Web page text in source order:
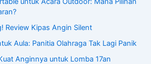
Review Kipas Angin Silent
Aula: Panitia Olahraga Tak Lagi Panik
Anginnya untuk Lomba 17an